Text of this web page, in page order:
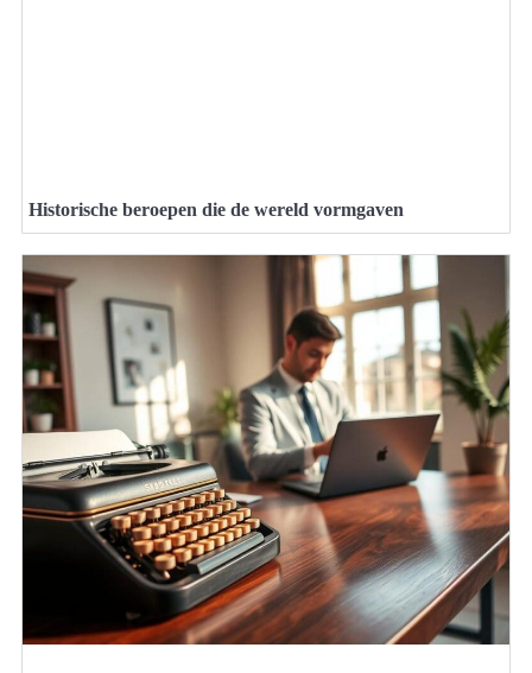
Historische beroepen die de wereld vormgaven